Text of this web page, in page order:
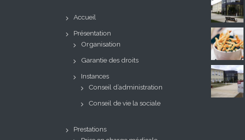
Accueil
Présentation
Organisation
Garantie des droits
Instances
Conseil d’administration
Conseil de vie la sociale
Prestations